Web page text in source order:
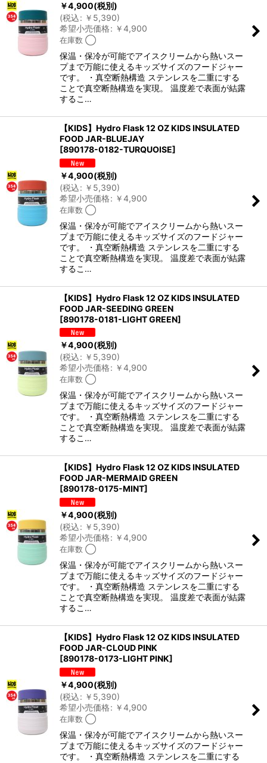
￥4,900(税別)
(税込: ￥ 5,390)
希望小売価格: ￥4,900
在庫数 ◯
保温・保冷が可能でアイスクリームから熱いスー
プまで 万能に使えるキッズサイズのフードジャー
です。 ・真空断熱構造 ステンレスを二重にする
ことで真空断熱構造を実現。 温度差で表面が結露
するこ…
【KIDS】Hydro Flask 12 OZ KIDS INSULATED
FOOD JAR-BLUEJAY
[890178-0182-TURQUOISE]
￥4,900(税別)
(税込: ￥ 5,390)
希望小売価格: ￥4,900
在庫数 ◯
保温・保冷が可能でアイスクリームから熱いスー
プまで 万能に使えるキッズサイズのフードジャー
です。 ・真空断熱構造 ステンレスを二重にする
ことで真空断熱構造を実現。 温度差で表面が結露
するこ…
【KIDS】Hydro Flask 12 OZ KIDS INSULATED
FOOD JAR-SEEDING GREEN
[890178-0181-LIGHT GREEN]
￥4,900(税別)
(税込: ￥ 5,390)
希望小売価格: ￥4,900
在庫数 ◯
保温・保冷が可能でアイスクリームから熱いスー
プまで 万能に使えるキッズサイズのフードジャー
です。 ・真空断熱構造 ステンレスを二重にする
ことで真空断熱構造を実現。 温度差で表面が結露
するこ…
【KIDS】Hydro Flask 12 OZ KIDS INSULATED
FOOD JAR-MERMAID GREEN
[890178-0175-MINT]
￥4,900(税別)
(税込: ￥ 5,390)
希望小売価格: ￥4,900
在庫数 ◯
保温・保冷が可能でアイスクリームから熱いスー
プまで 万能に使えるキッズサイズのフードジャー
です。 ・真空断熱構造 ステンレスを二重にする
ことで真空断熱構造を実現。 温度差で表面が結露
するこ…
【KIDS】Hydro Flask 12 OZ KIDS INSULATED
FOOD JAR-CLOUD PINK
[890178-0173-LIGHT PINK]
￥4,900(税別)
(税込: ￥ 5,390)
希望小売価格: ￥4,900
在庫数 ◯
保温・保冷が可能でアイスクリームから熱いスー
プまで 万能に使えるキッズサイズのフードジャー
です。 ・真空断熱構造 ステンレスを二重にする